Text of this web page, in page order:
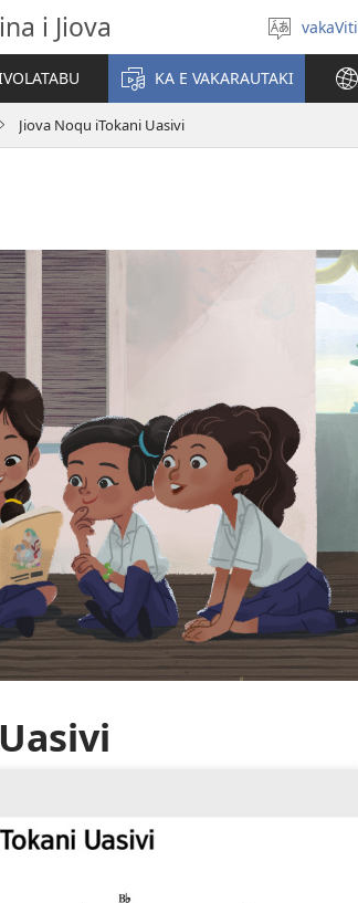
i Jiova
Digia
na
Vosa
vakaViti
KA E VAKARAUTAKI
Jiova Noqu iTokani Uasivi